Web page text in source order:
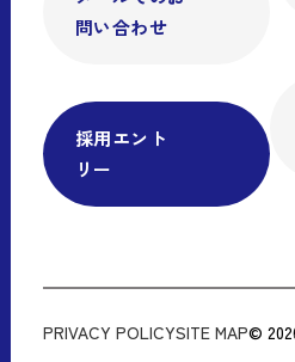
問い合わせ
採用エント
リー
PRIVACY POLICYSITE MAP©